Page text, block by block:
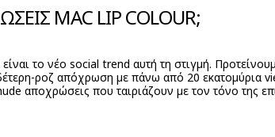
MAC LIP COLOUR;
το νέο social trend αυτή τη στιγμή.
ροζ απόχρωση με πάνω από 20 εκατομύρια
αποχρώσεις που ταιριάζουν με τον τόνο της